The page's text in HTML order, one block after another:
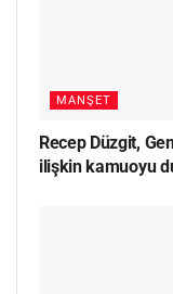
MANŞET
Recep Düzgit,
ilişkin kamuoyu